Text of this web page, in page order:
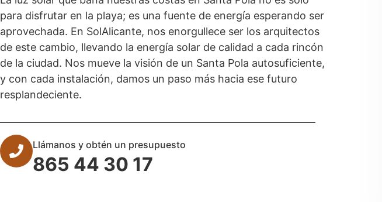
para disfrutar en la playa; es una fuente de energía esperando ser
aprovechada. En SolAlicante, nos enorgullece ser los arquitectos
de este cambio, llevando la energía solar de calidad a cada rincón
de la ciudad. Nos mueve la visión de un Santa Pola autosuficiente,
y con cada instalación, damos un paso más hacia ese futuro
resplandeciente.
Llámanos y obtén un presupuesto
865 44 30 17